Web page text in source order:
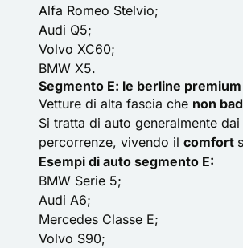
Alfa Romeo Stelvio;
Audi Q5;
Volvo XC60;
BMW X5.
Segmento E: le berline premium
Vetture di alta fascia che non
Si tratta di auto generalmente
percorrenze, vivendo il comfort
Esempi di auto segmento E:
BMW Serie 5;
Audi A6;
Mercedes Classe E;
Volvo S90;